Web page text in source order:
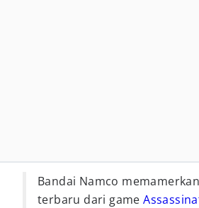
Bandai Namco
terbaru dari game